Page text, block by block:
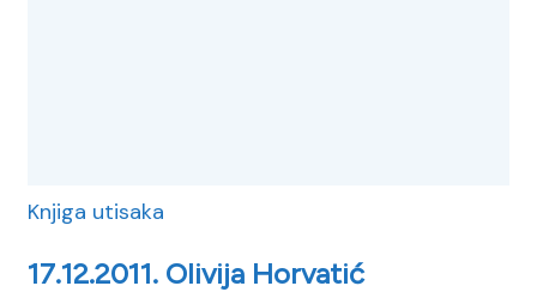
Knjiga utisaka
17.12.2011. Olivija Horvatić